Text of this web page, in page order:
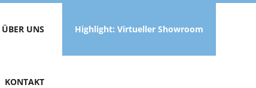
Highlight: Virtueller Showroom
ÜBER UNS
KONTAKT